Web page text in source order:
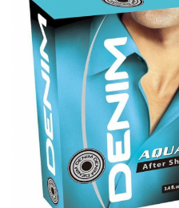
Detergent pardoseala
Detergent toaleta
Echipamente de curăţenie
Folie aluminiu,folie alimentara
Galeata mop
Hartie igienica
Insecticide
Lavete de curatare
Indepartarea parului
Ingrijirea buzei
Lotiune de corp
Pachete de cadouri
Parfum
Pasta de dinti
Pensula machiaj
Periuta de dinti